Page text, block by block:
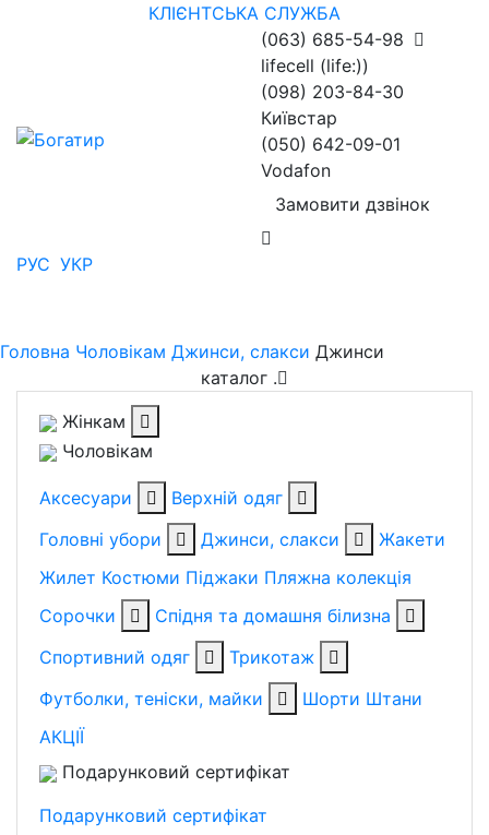
КЛІЄНТСЬКА СЛУЖБА
(063) 685-54-98
lifecell (life:))
(098) 203-84-30
Київстар
(050) 642-09-01
Vodafon
Замовити дзвінок
РУС УКР
Головна Чоловікам Джинси, слакси Джинси
каталог .
Жінкам
Чоловікам
Аксесуари
Верхній одяг
Головні убори
Джинси, слакси
Жакети
Жилет Костюми Піджаки Пляжна колекція
Сорочки
Спідня та домашня білизна
Спортивний одяг
Трикотаж
Футболки, теніски, майки
Шорти Штани
АКЦІЇ
Подарунковий сертифікат
Подарунковий сертифікат